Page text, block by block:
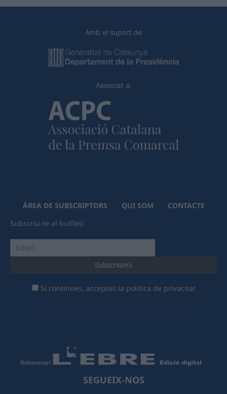
Amb el suport de
Associat a:
ÀREA DE SUBSCRIPTORS QUI SOM
CONTACTE
Subscriu-te al butlletí
Si continues, acceptes la política de privacitat
SEGUEIX-NOS